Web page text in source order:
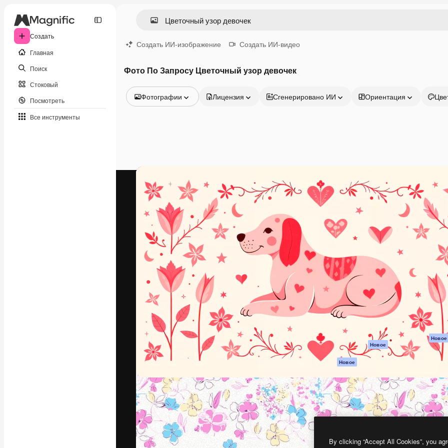
Создать
Главная
Поиск
Стоковый
Посмотреть
Все инструменты
Создать ИИ-изображение Создать ИИ-видео
Фото По Запросу Цветочный узор девочек
Фотографии
Видео
Моушн-дизайн
Видеошаблоны
Иконки
3D-модели
Лицензия Сгенерировано ИИ Ориентация
Креативная платформа для создания
ваших лучших работ. Более 1 миллиона
подписчиков среди креаторов,
предприятий, агентств и студий.
Pусский
Продукция
Spaces
Генератор
изображений ИИ
Генератор видео
ИИ
Генератор голоса
на основе ИИ
Стоковый контент
MCP для
Claude/ChatGPT
Новое
Агенты Новое
Мобильное
приложение
Все инструменты
Magnific
Начать
Academy
Документация
Пакету ИИ
Служба
поддержки
Условия и
положения
Политика
Оригиналы Новое
Политика файлов
cookie
Партнеры
Предприятие
By clicking “Accept All Cookies”, you